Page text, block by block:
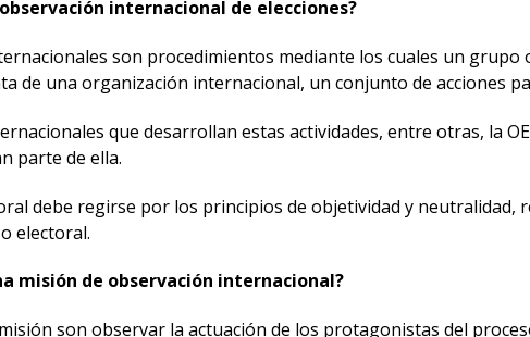
internacional de elecciones?
son procedimientos mediante los cuales un
de una organización internacional, un conjunto de acciones
que desarrollan estas actividades, entre otras, la
parte de ella.
debe regirse por los principios de objetividad y
electoral.
misión de observación internacional?
son observar la actuación de los protagonistas del